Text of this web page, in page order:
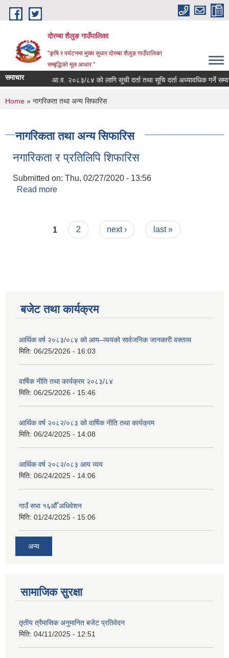
Skip to main content
दोरम्बा शैलुङ गाउँपालिका
"कृषि र पर्यटनमा मुख्य सुधार दोरम्बा शैलुङ गाउँपालिका
सम्बृद्धिको मूल आधार "
समाचार
सूचना ! आ.व. २०८३/८४ को लागि सूची दर्ता तथा सूचि दर्ता अध्यावधिक गर्ने
You are here
Home » नागरिकता तथा अन्य सिफारिस
नागरिकता तथा अन्य सिफारिस
नगारिकता र प्रतिलिपि शिफारिस
Submitted on: Thu, 02/27/2020 - 13:56
Read more
Pages
1 2 next › last »
बजेट तथा कार्यक्रम
आर्थिक वर्ष २०८३/०८४ को आय–व्ययको सार्वजनिक जानकारी वक्तव्य
मिति: 06/25/2026 - 16:03
वार्षिक नीति तथा कार्यक्रम २०८३/८४
मिति: 06/25/2026 - 15:46
आर्थिक वर्ष २०८२/०८३ को वार्षिक नीति तथा कार्यक्रम
मिति: 06/24/2025 - 14:08
आर्थिक वर्ष २०८२/०८३ आय व्यय
मिति: 06/24/2025 - 14:06
गाउँ सभा १६औँ अधिवेशन
मिति: 01/24/2025 - 15:06
अन्य
सामाजिक सुरक्षा
तृतीय त्रैमासिक अनुमानित बजेट प्रतिवेदन
मिति: 04/11/2025 - 12:51